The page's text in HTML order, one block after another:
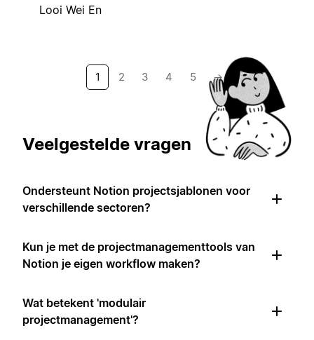
Looi Wei En
1 2 3 4 5 →
Veelgestelde vragen
Ondersteunt Notion projectsjablonen voor
verschillende sectoren?
Kun je met de projectmanagementtools van
Notion je eigen workflow maken?
Wat betekent 'modulair
projectmanagement'?